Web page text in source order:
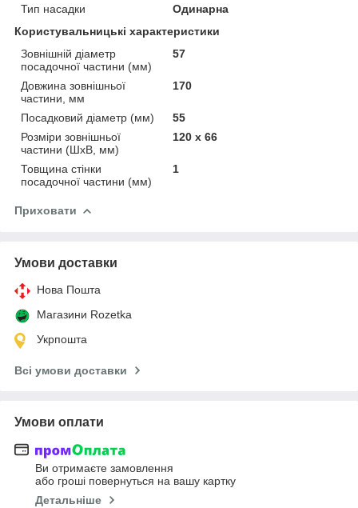
Тип насадки
Одинарна
Користувальницькі характеристики
Зовнішній діаметр
посадочної частини (мм)
57
Довжина зовнішньої
частини, мм
170
Посадковий діаметр (мм)
55
Розміри зовнішньої
частини (ШхВ, мм)
120 х 66
Товщина стінки
посадочної частини (мм)
1
Приховати
Умови доставки
Нова Пошта
Магазини Rozetka
Укрпошта
Всі умови доставки
Умови оплати
Ви отримаєте замовлення
або гроші повернуться на вашу картку
Детальніше